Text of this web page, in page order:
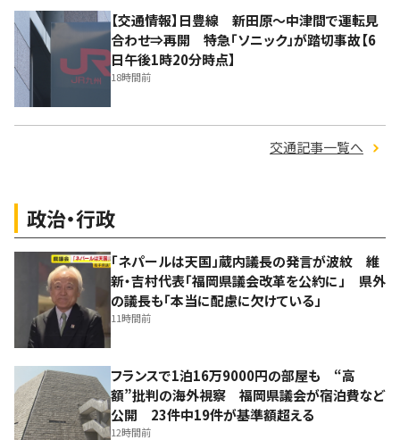
【交通情報】日豊線 新田原～中津間で運転見
合わせ⇒再開 特急「ソニック」が踏切事故【6
日午後1時20分時点】
18時間前
交通記事一覧へ
政治・行政
「ネパールは天国」蔵内議長の発言が波紋 維
新・吉村代表「福岡県議会改革を公約に」 県外
の議長も「本当に配慮に欠けている」
11時間前
フランスで1泊16万9000円の部屋も “高
額”批判の海外視察 福岡県議会が宿泊費など
公開 23件中19件が基準額超える
12時間前